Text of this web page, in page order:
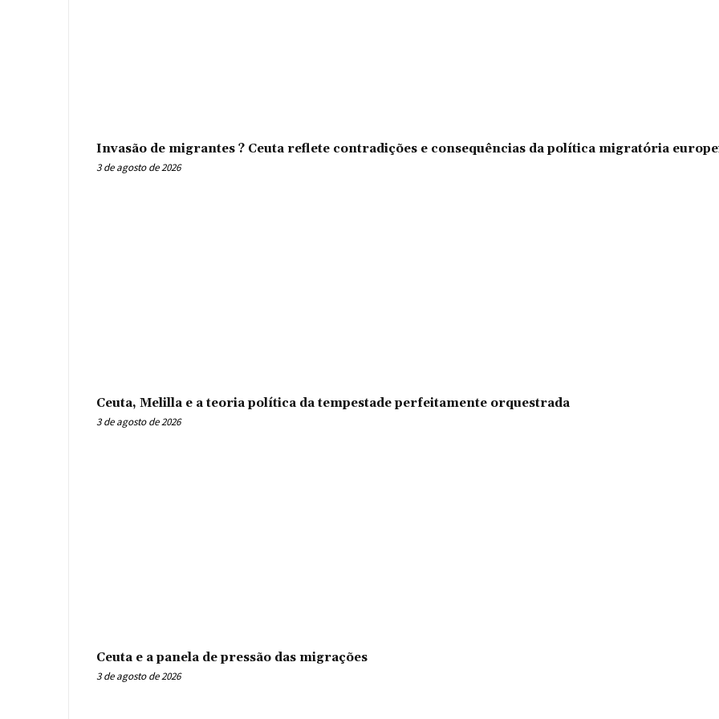
Invasão de migrantes ? Ceuta reflete contradições e consequências da política migratória
3 de agosto de 2026
Ceuta, Melilla e a teoria política da tempestade perfeitamente orquestrada
3 de agosto de 2026
Ceuta e a panela de pressão das migrações
3 de agosto de 2026